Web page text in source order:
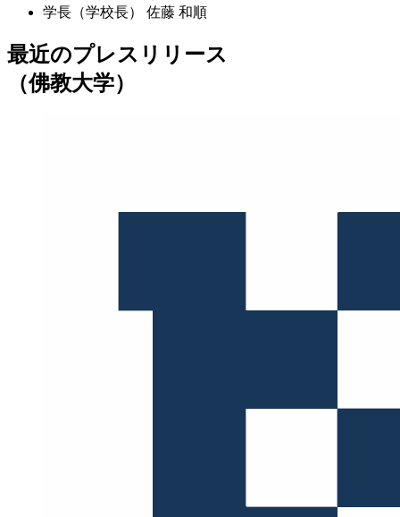
学長（学校長）
佐藤 和順
最近のプレスリリース
（佛教大学）